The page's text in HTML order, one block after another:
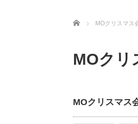
ホーム MOクリスマス
MOクリ
MOクリスマス